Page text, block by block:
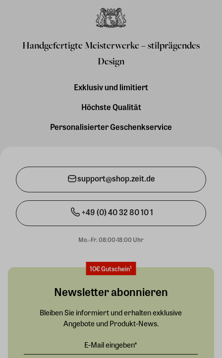
Handgefertigte Meisterwerke – stilprägendes
Design
Exklusiv und limitiert
Höchste Qualität
Personalisierter Geschenkservice
support@shop.zeit.de
+49 (0) 40 32 80 10 1
Mo.-Fr. 08:00-18:00 Uhr
10€ Gutschein¹
Newsletter abonnieren
Bleiben Sie informiert und erhalten exklusive
Angebote und Produkt-News.